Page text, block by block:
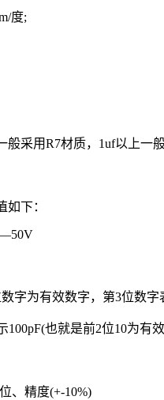
度;
采用R7材质，1uf以上一
下：
字为有效数字，第3位数
100pF(也就是前2位10为
精度(+-10%)